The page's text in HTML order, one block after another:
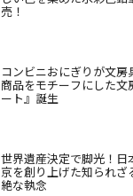
売！
コンビニおにぎりが文
商品をモチーフにした文
ート』誕生
世界遺産決定で脚光！
京を創り上げた知られ
絶な執念